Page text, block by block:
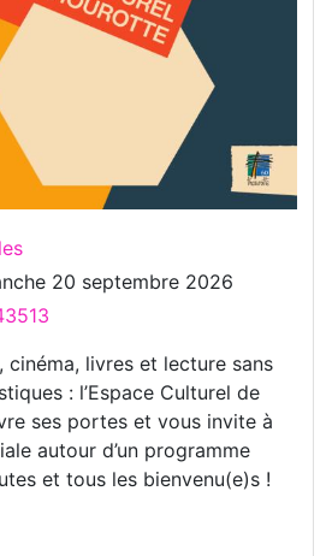
20 septembre 2026
cinéma, livres et lecture sans
: l’Espace Culturel de
ses portes et vous invite à
autour d’un programme
et tous les bienvenu(e)s !